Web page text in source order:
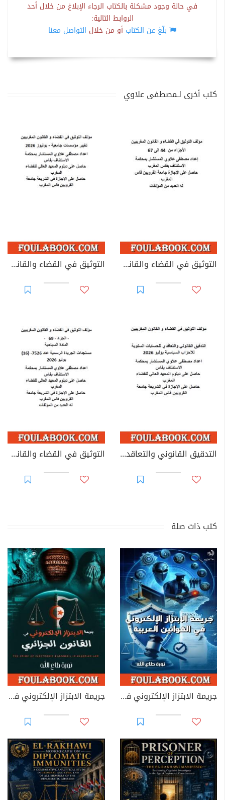
في حالة وجود مشكلة بالكتاب الرجاء الإبلاغ من خلال أحد
الروابط التالية:
بلّغ عن الكتاب أو من خلال التواصل معنا
كتب أخرى لـمصطفى علاوي
التوثيق في القضاء والقانون المغربيين - الأجزاء من 44 إلى 67 التوثيق في القضاء والقانون المغربيين: تغيير مؤسسات جامعية - يوليوز 2026
التدقيق القانوني والتعاقدي للحسابات السنوية للأحزاب السياسية التوثيق في القضاء والقانون المغربيين - الجزء 69
كتب ذات صلة
جريمة الابتزاز الإلكتروني في القوانين العربية جريمة الابتزاز الإلكتروني في القانون الجزائري